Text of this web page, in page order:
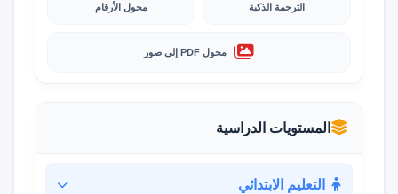
الترجمة الذكية محول الأرقام
محول PDF إلى صور
المستويات الدراسية
التعليم الابتدائي